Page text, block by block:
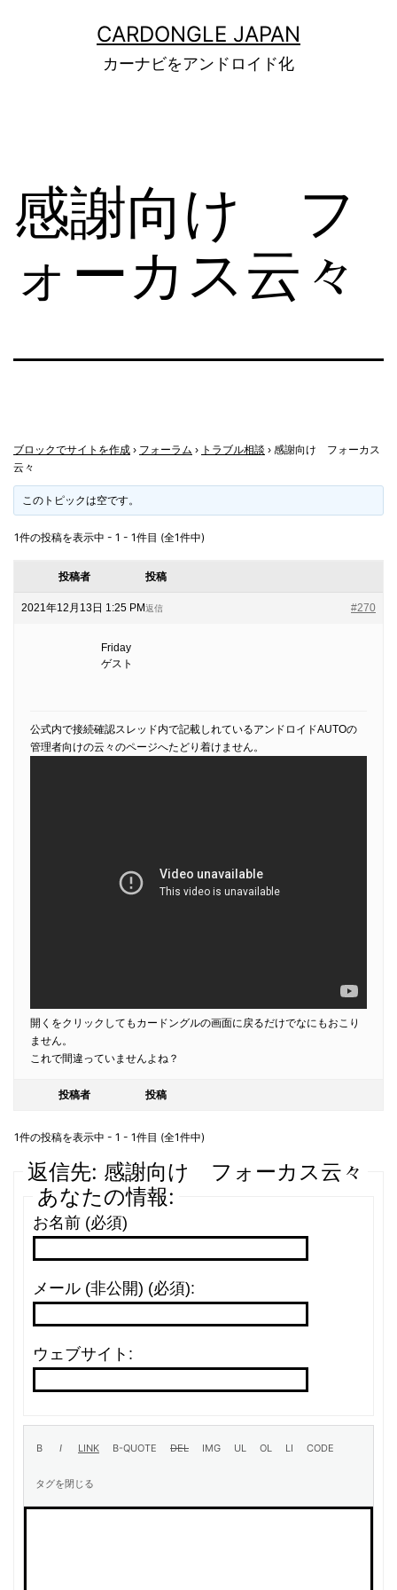
キ
CARDONGLE JAPAN
カーナビをアンドロイド化
感謝向け フ
ォーカス云々
ブロックでサイトを作成 › フォーラム › トラブル相談 › 感謝向け フォーカス
云々
このトピックは空です。
1件の投稿を表示中 - 1 - 1件目 (全1件中)
投稿者 投稿
2021年12月13日 1:25 PM #270
返信
Friday
ゲスト
公式内で接続確認スレッド内で記載しれているアンドロイドAUTOの
管理者向けの云々のページへたどり着けません。
開くをクリックしてもカードングルの画面に戻るだけでなにもおこり
ません。
これで間違っていませんよね？
投稿者 投稿
1件の投稿を表示中 - 1 - 1件目 (全1件中)
返信先: 感謝向け フォーカス云々
あなたの情報:
お名前 (必須)
メール (非公開) (必須):
ウェブサイト: